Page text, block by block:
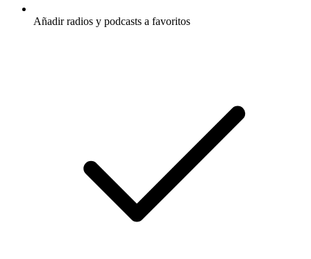
Añadir radios y podcasts a favoritos